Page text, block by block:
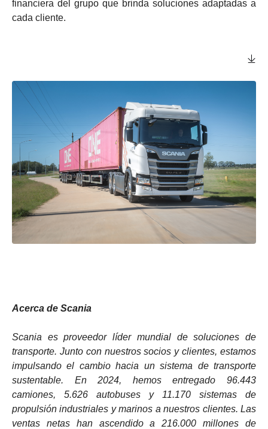
financiera del grupo que brinda soluciones adaptadas a
cada cliente.
Acerca de Scania
Scania es proveedor líder mundial de soluciones de
transporte. Junto con nuestros socios y clientes, estamos
impulsando el cambio hacia un sistema de transporte
sustentable. En 2024, hemos entregado 96.443
camiones, 5.626 autobuses y 11.170 sistemas de
propulsión industriales y marinos a nuestros clientes. Las
ventas netas han ascendido a 216.000 millones de